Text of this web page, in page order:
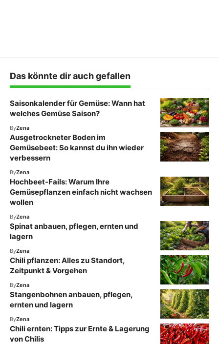
Das könnte dir auch gefallen
Saisonkalender für Gemüse: Wann hat
welches Gemüse Saison?
ByZena
Ausgetrockneter Boden im
Gemüsebeet: So kannst du ihn wieder
verbessern
ByZena
Hochbeet-Fails: Warum Ihre
Gemüsepflanzen einfach nicht wachsen
wollen
ByZena
Spinat anbauen, pflegen, ernten und
lagern
ByZena
Chili pflanzen: Alles zu Standort,
Zeitpunkt & Vorgehen
ByZena
Stangenbohnen anbauen, pflegen,
ernten und lagern
ByZena
Chili ernten: Tipps zur Ernte & Lagerung
von Chilis